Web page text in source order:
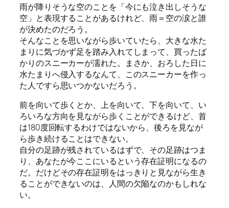
雨が降りそうな空のことを「今にも泣き出しそうな
空」と表現することがあるけれど、雨＝空の涙と誰
が決めたのだろう。
そんなことを思いながら歩いていたら、大きな水た
まりに気づかず足を踏み入れてしまって、買ったば
かりのスニーカーが濡れた。まさか、おろした日に
水たまりへ侵入するなんて、このスニーカーを作っ
た人ですら思いつかないだろう。
前を向いて歩くとか、上を向いて、下を向いて、い
ろいろな方向を見ながら歩くことができるけど、首
は180度回転するわけではないから、後ろを見なが
ら歩き続けることはできない。
自分の足跡が残されているはずで、その足跡はつま
り、あなたが今ここにいるという存在証明になるの
だ。だけどその存在証明をはっきりと見ながら生き
ることができないのは、人間の欠陥なのかもしれな
い。